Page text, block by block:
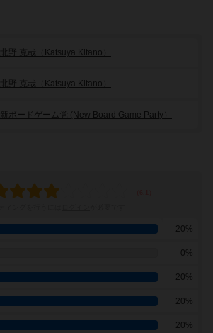
北野 克哉（Katsuya Kitano）
北野 克哉（Katsuya Kitano）
新ボードゲーム党 (New Board Game Party）
20%
0%
20%
20%
20%